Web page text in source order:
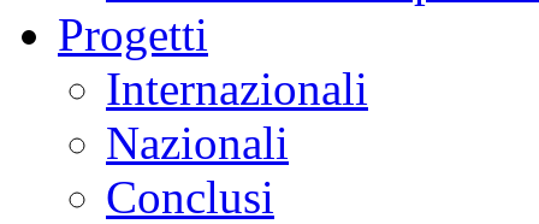
Progetti
Internazionali
Nazionali
Conclusi